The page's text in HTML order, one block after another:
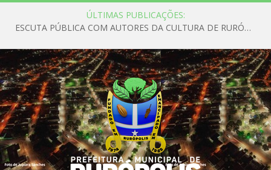
ÚLTIMAS PUBLICAÇÕES:
ESCUTA PÚBLICA COM AUTORES DA CULTURA DE RURÓPOLIS